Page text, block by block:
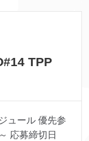
TPP
ュール 優先参
応募締切日